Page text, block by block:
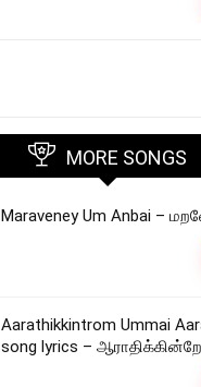
MORE SONGS
Maraveney Um Anbai –
Aarathikkintrom Ummai
song lyrics –